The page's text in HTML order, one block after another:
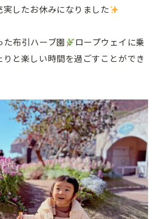
したお休みになりました
布引ハーブ園
ロープウェイに乗
と楽しい時間を過ごすことができ